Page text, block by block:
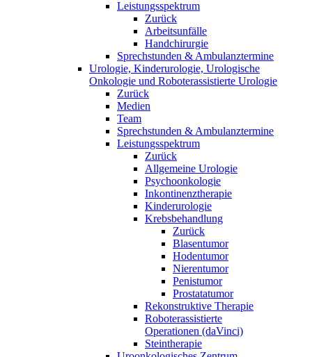
Leistungsspektrum
Zurück
Arbeitsunfälle
Handchirurgie
Sprechstunden & Ambulanztermine
Urologie, Kinderurologie, Urologische
Onkologie und Roboterassistierte Urologie
Zurück
Medien
Team
Sprechstunden & Ambulanztermine
Leistungsspektrum
Zurück
Allgemeine Urologie
Psychoonkologie
Inkontinenztherapie
Kinderurologie
Krebsbehandlung
Zurück
Blasentumor
Hodentumor
Nierentumor
Penistumor
Prostatatumor
Rekonstruktive Therapie
Roboterassistierte
Operationen (daVinci)
Steintherapie